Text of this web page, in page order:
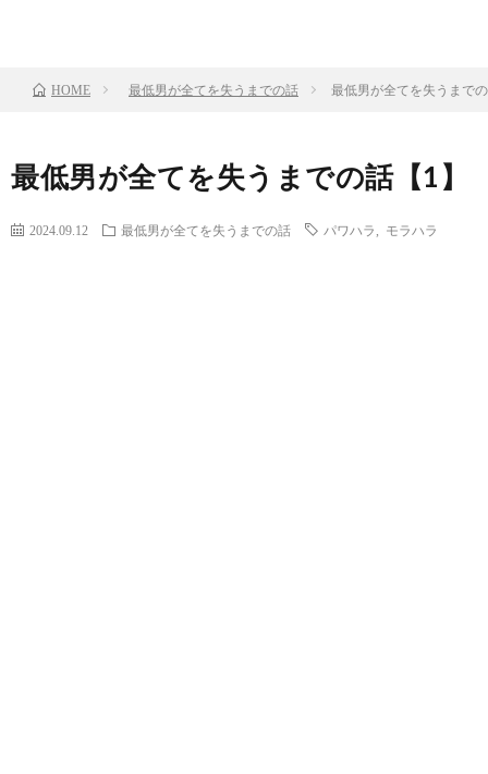
HOME 最低男が全てを失うまでの話 最低男が全てを失うまで
最低男が全てを失うまでの話【1】
2024.09.12 最低男が全てを失うまでの話 パワハラ モラハラ